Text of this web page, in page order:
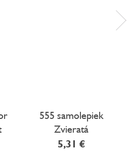
555 samolepiek
Zvieratá
5,31 €